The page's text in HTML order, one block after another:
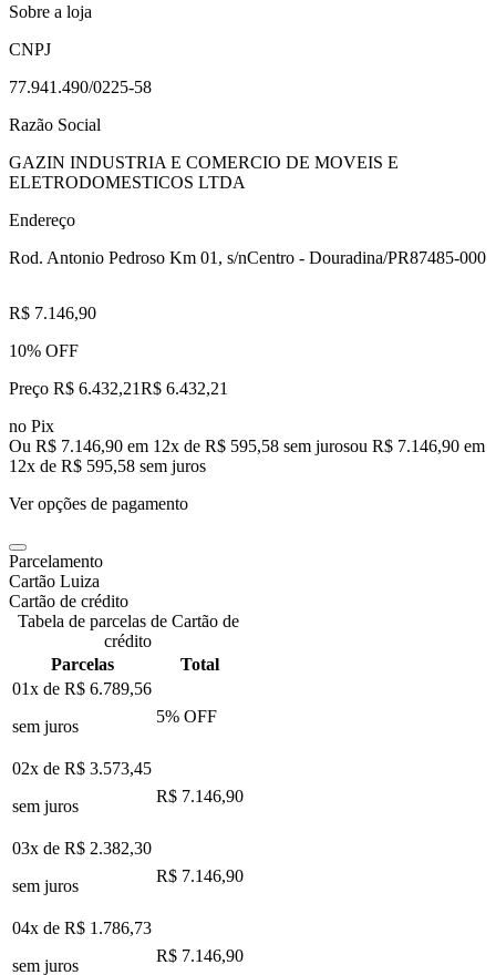
Sobre a loja
CNPJ
77.941.490/0225-58
Razão Social
GAZIN INDUSTRIA E COMERCIO DE MOVEIS E
ELETRODOMESTICOS LTDA
Endereço
Rod. Antonio Pedroso Km 01, s/nCentro - Douradina/PR87485-000
R$ 7.146,90
10% OFF
Preço R$ 6.432,21R$ 6.432,21
no Pix
Ou R$ 7.146,90 em 12x de R$ 595,58 sem jurosou R$ 7.146,90 em
12x de R$ 595,58 sem juros
Ver opções de pagamento
Parcelamento
Cartão Luiza
Cartão de crédito
Tabela de parcelas de Cartão de
crédito
Parcelas
Total
01x de R$ 6.789,56
sem juros
5% OFF
02x de R$ 3.573,45
sem juros
R$ 7.146,90
03x de R$ 2.382,30
sem juros
R$ 7.146,90
04x de R$ 1.786,73
sem juros
R$ 7.146,90